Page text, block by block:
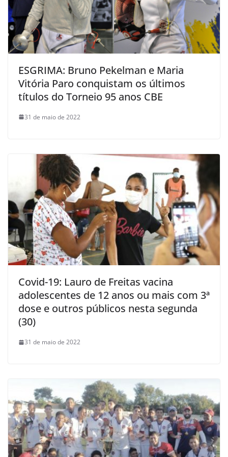
ESGRIMA: Bruno Pekelman e Maria
Vitória Paro conquistam os últimos
títulos do Torneio 95 anos CBE
31 de maio de 2022
Covid-19: Lauro de Freitas vacina
adolescentes de 12 anos ou mais com 3ª
dose e outros públicos nesta segunda
(30)
31 de maio de 2022